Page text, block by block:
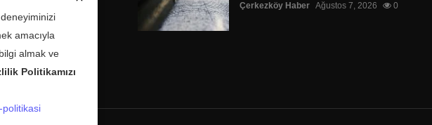
Çerkezköy Haber Ağustos 7, 2026 0
amacıyla
almak ve
Politikamızı
politikasi